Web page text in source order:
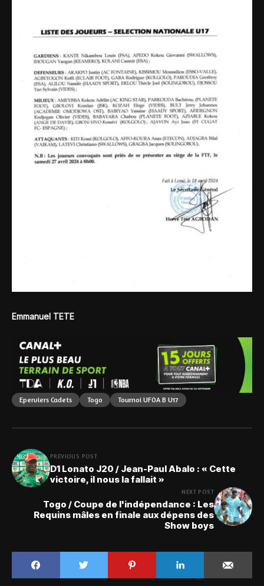
Emmanuel TETE
Eperviers Cadets Togo Tournoi UFOA B U17
PREVIOUS POST
D1 Lonato J20 / Jean-Paul Abalo : « Cette
victoire, il nous la fallait »
NEXT POST
Togo / Coupe de l'indépendance : Les
Requins mâles en finale aux dépens des
Show boys